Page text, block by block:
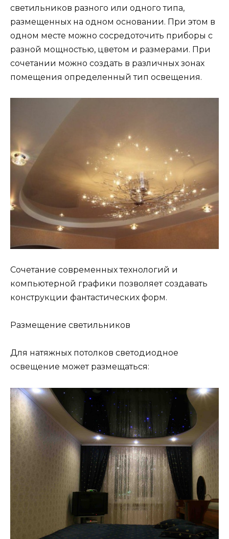
светильников разного или одного типа,
размещенных на одном основании. При этом в
одном месте можно сосредоточить приборы с
разной мощностью, цветом и размерами. При
сочетании можно создать в различных зонах
помещения определенный тип освещения.
Сочетание современных технологий и
компьютерной графики позволяет создавать
конструкции фантастических форм.
Размещение светильников
Для натяжных потолков светодиодное
освещение может размещаться: